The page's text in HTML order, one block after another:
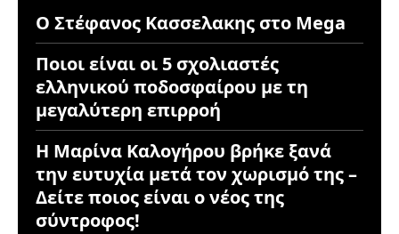
Ο Στέφανος Κασσελακης στο Mega
Ποιοι είναι οι 5 σχολιαστές
ελληνικού ποδοσφαίρου με τη
μεγαλύτερη επιρροή
Η Μαρίνα Καλογήρου βρήκε ξανά
την ευτυχία μετά τον χωρισμό της –
Δείτε ποιος είναι ο νέος της
σύντροφος!